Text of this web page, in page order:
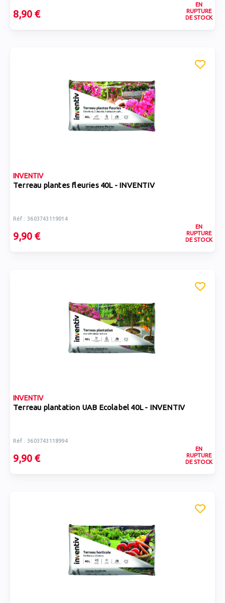
8,90 €
EN
RUPTURE
DE STOCK
INVENTIV
Terreau plantes fleuries 40L - INVENTIV
Réf : 3603743119014
9,90 €
EN
RUPTURE
DE STOCK
INVENTIV
Terreau plantation UAB Ecolabel 40L - INVENTIV
Réf : 3603743118994
9,90 €
EN
RUPTURE
DE STOCK